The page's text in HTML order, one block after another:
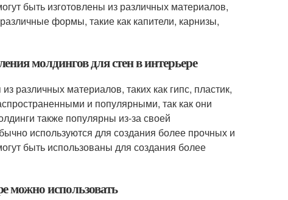
быть изготовлены из различных материалов,
формы, такие как капители, карнизы,
молдингов для стен в интерьере
различных материалов, таких как гипс, пластик,
и популярными, так как они
также популярны из-за своей
используются для создания более прочных и
быть использованы для создания более
можно использовать